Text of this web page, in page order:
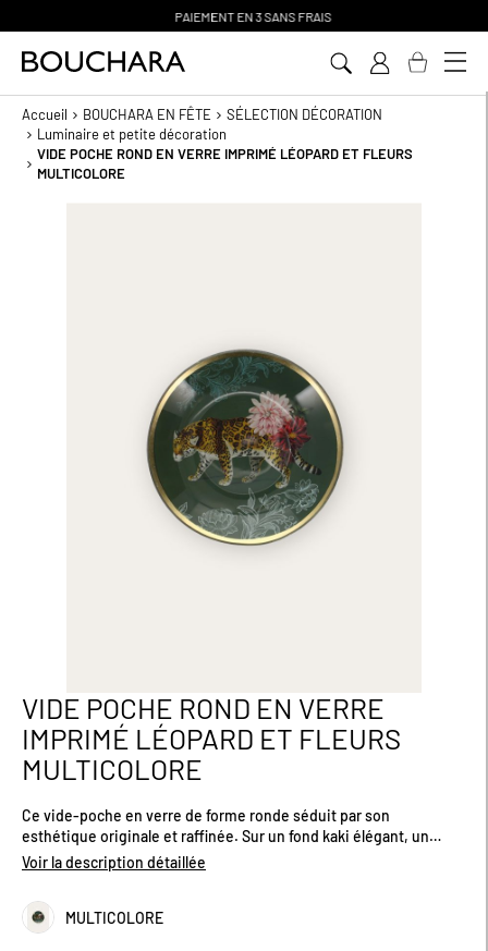
PAIEMENT EN 3 SANS FRAIS
Accueil BOUCHARA EN FÊTE
SÉLECTION DÉCORATION
Luminaire et petite décoration
VIDE POCHE ROND EN VERRE IMPRIMÉ LÉOPARD ET FLEURS
MULTICOLORE
Passer
au
début
de
la
Galerie
d’images
VIDE POCHE ROND EN VERRE
IMPRIMÉ LÉOPARD ET FLEURS
MULTICOLORE
Ce vide-poche en verre de forme ronde séduit par son
esthétique originale et raffinée. Sur un fond kaki élégant, un
léopard se détache avec panache, entouré de fleurs colorées qui
apportent fraîcheur et vitalité à l’ensemble. Le contour doré
souligne délicatement les courbes et ajoute une touche
précieuse. Un objet à la fois fonctionnel et décoratif, idéal pour
rehausser un meuble avec caractère. Dimensions (cm) : H1.7 x
Voir la description détaillée
MULTICOLORE